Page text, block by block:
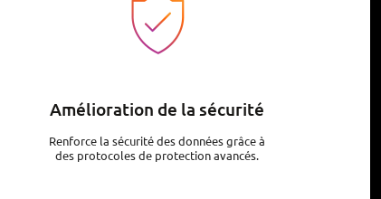
Amélioration de la sécurité
Renforce la sécurité des données grâce à
des protocoles de protection avancés.